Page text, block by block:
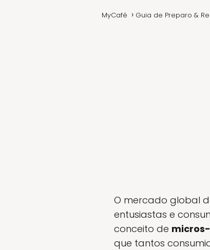
MyCafé Guia de Preparo &
O mercado global
entusiastas e
conceito de
que tantos